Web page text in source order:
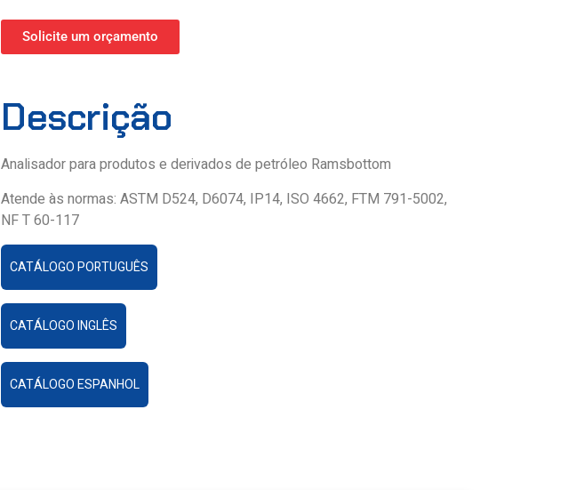
Solicite um orçamento
Descrição
Analisador para produtos e derivados de petróleo Ramsbottom
Atende às normas: ASTM D524, D6074, IP14, ISO 4662, FTM 791-5002,
NF T 60-117
CATÁLOGO PORTUGUÊS
CATÁLOGO INGLÊS
CATÁLOGO ESPANHOL